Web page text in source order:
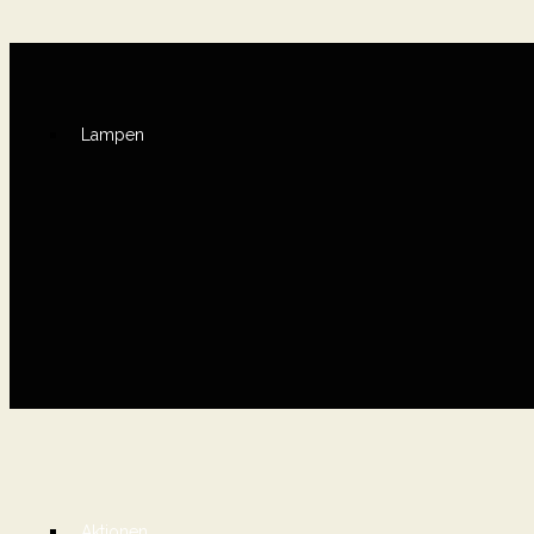
Lampen